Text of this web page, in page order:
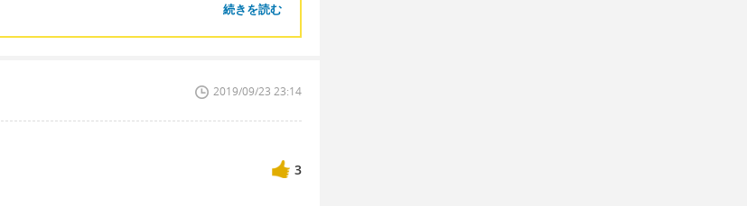
続きを読む
2019/09/23 23:14
3